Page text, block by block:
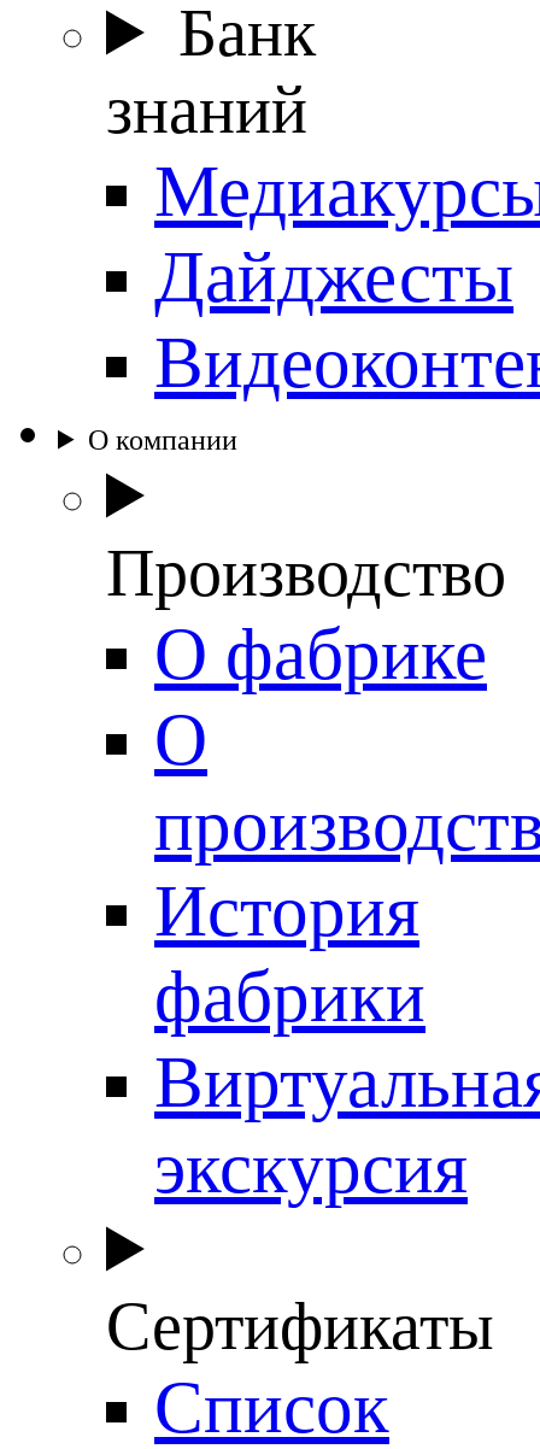
Банк
знаний
Дайджесты
О компании
Производство
О фабрике
О
История
фабрики
экскурсия
Сертификаты
Список